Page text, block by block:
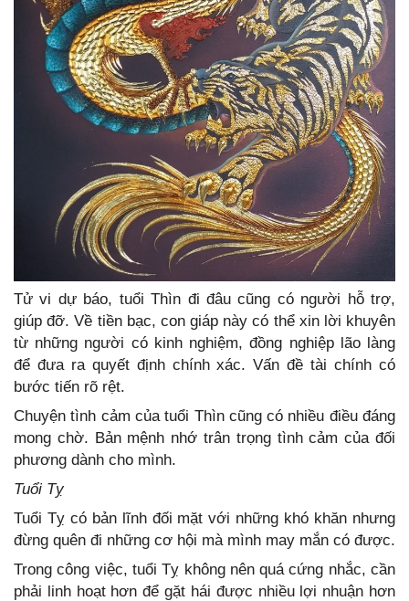
Tử vi dự báo, tuổi Thìn đi đâu cũng có người hỗ trợ,
giúp đỡ. Về tiền bạc, con giáp này có thể xin lời khuyên
từ những người có kinh nghiệm, đồng nghiệp lão làng
để đưa ra quyết định chính xác. Vấn đề tài chính có
bước tiến rõ rệt.
Chuyện tình cảm của tuổi Thìn cũng có nhiều điều đáng
mong chờ. Bản mệnh nhớ trân trọng tình cảm của đối
phương dành cho mình.
Tuổi Tỵ
Tuổi Tỵ có bản lĩnh đối mặt với những khó khăn nhưng
đừng quên đi những cơ hội mà mình may mắn có được.
Trong công việc, tuổi Tỵ không nên quá cứng nhắc, cần
phải linh hoạt hơn để gặt hái được nhiều lợi nhuận hơn